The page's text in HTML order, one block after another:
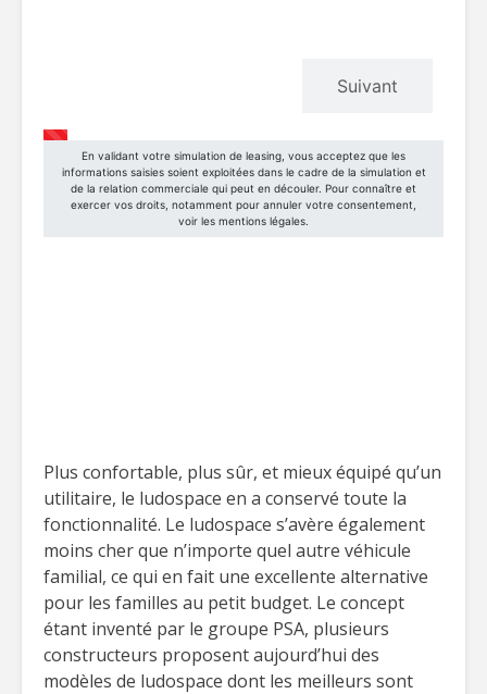
Plus confortable, plus sûr, et mieux équipé qu’un
utilitaire, le ludospace en a conservé toute la
fonctionnalité. Le ludospace s’avère également
moins cher que n’importe quel autre véhicule
familial, ce qui en fait une excellente alternative
pour les familles au petit budget. Le concept
étant inventé par le groupe PSA, plusieurs
constructeurs proposent aujourd’hui des
modèles de ludospace dont les meilleurs sont